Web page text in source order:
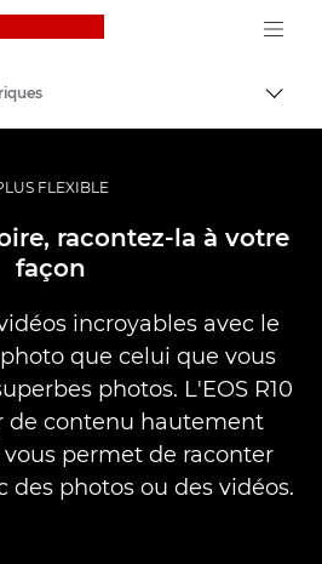
Canon Logo, back to
FLEXIBLE
racontez-la à votre
façon
incroyables avec le
que celui que vous
photos. L'EOS R10
de contenu hautement
permet de raconter
des photos ou des vidéos.